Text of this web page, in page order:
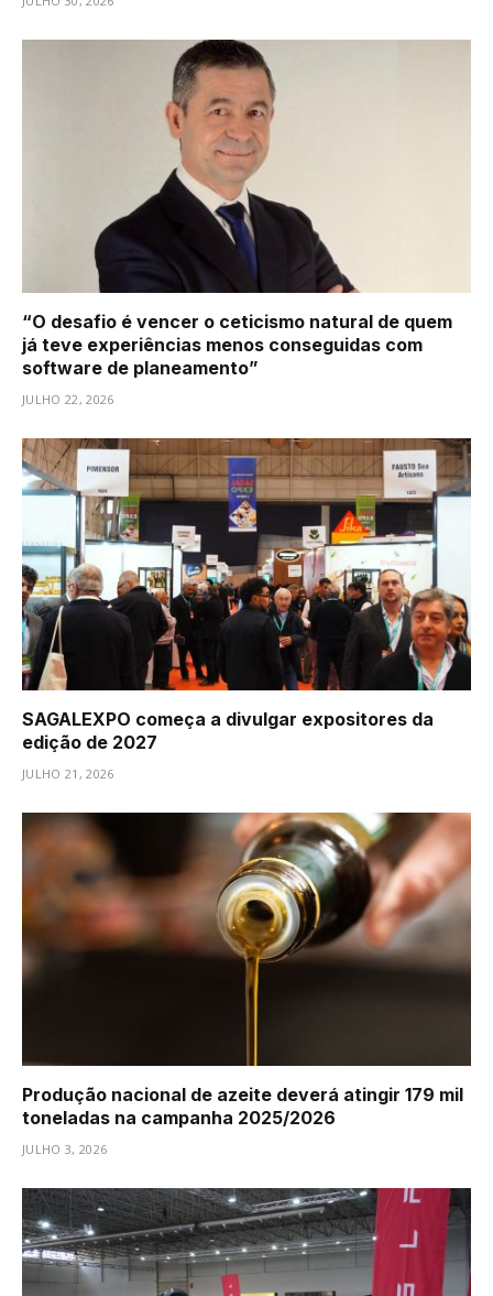
“O desafio é vencer o ceticismo natural de quem
já teve experiências menos conseguidas com
software de planeamento”
JULHO 22, 2026
SAGALEXPO começa a divulgar expositores da
edição de 2027
JULHO 21, 2026
Produção nacional de azeite deverá atingir 179 mil
toneladas na campanha 2025/2026
JULHO 3, 2026